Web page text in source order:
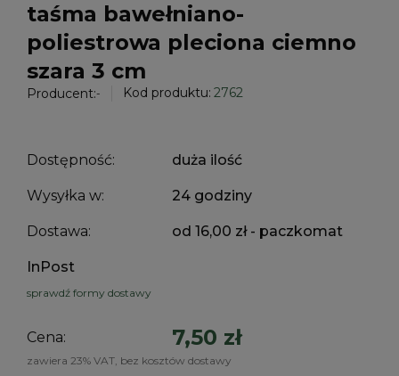
taśma bawełniano-
poliestrowa pleciona ciemno
szara 3 cm
Producent:- Kod produktu: 2762
Dostępność: duża ilość
Wysyłka w: 24 godziny
Dostawa: od 16,00 zł - paczkomat
InPost
sprawdź formy dostawy
Cena: 7,50 zł
zawiera 23% VAT, bez kosztów dostawy